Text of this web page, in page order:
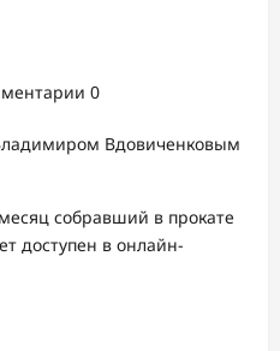
0
Вдовиченковым
собравший в прокате
доступен в онлайн-